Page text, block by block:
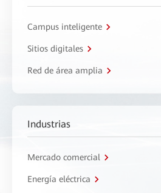
Campus inteligente
Sitios digitales
Red de área amplia
Industrias
Mercado comercial
Energía eléctrica